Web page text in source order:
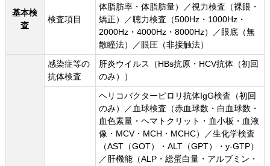
基本検
査
検査項目
体脂肪率・体脂肪量）／視力検査（裸眼・
矯正）／聴力検査（500Hz・1000Hz・
2000Hz・4000Hz・8000Hz）／眼底（無
散瞳法）／眼圧（非接触法）
感染症等の
抗体検査
肝炎ウイルス（HBs抗原・HCV抗体（初回
のみ））
ヘリコバクターピロリ抗体IgG検査（初回
のみ）／血球検査（赤血球数・白血球数・
血色素量・ヘマトクリット・血小板・血液
像・MCV・MCH・MCHC）／生化学検査
（AST（GOT）・ALT（GPT）・y-GTP）
／肝機能（ALP・総蛋白量・アルブミン・